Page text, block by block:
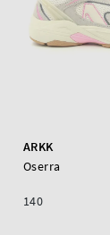
ARKK
Oserra
140